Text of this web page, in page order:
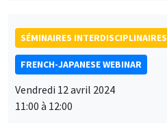
SÉMINAIRES INTERDISCIPLINAIRES
FRENCH-JAPANESE WEBINAR
Vendredi 12 avril 2024
11:00 à 12:00
cookies